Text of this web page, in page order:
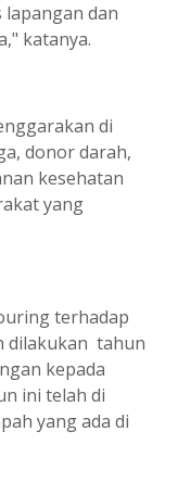
lapangan dan
katanya.
di
donor darah,
kesehatan
yang
terhadap
dilakukan tahun
kepada
ini telah di
yang ada di